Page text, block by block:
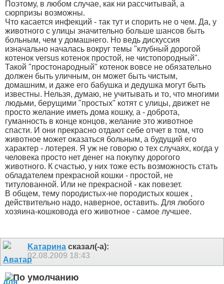
Поэтому, в любом случае, как ни рассчитывай, а
сюрпризы возможны.
Что касается инфекций - так тут и спорить не о чем. Да, у
животного с улицы значительно больше шансов быть
больным, чем у домашнего. Но ведь дискуссия
изначально началась вокруг темы "клубный дорогой
котенок versus котенок простой, не чистопородный".
Такой "простонародный" котенок вовсе не обязательно
должен быть уличным, он может быть чистым,
домашним, и даже его бабушка и дедушка могут быть
известны. Нельзя, думаю, не учитывать и то, что многими
людьми, берущими "простых" котят с улицы, движет не
просто желание иметь дома кошку, а - доброта,
гуманность в конце концов, желание это животное
спасти. И они прекрасно отдают себе отчет в том, что
животное может оказаться больным, а будущий его
характер - лотерея. Я уж не говорю о тех случаях, когда у
человека просто нет денег на покупку дорогого
животного. К счастью, у них тоже есть возможность стать
обладателем прекрасной кошки - простой, не
титулованной. Или не прекрасной - как повезет.
В общем, тему породистых-не породистых кошек ,
действительно надо, наверное, оставить. Для любого
хозяина-кошковода его животное - самое лучшее.
Kатарина сказал(-а):
02.08.2009 18:43